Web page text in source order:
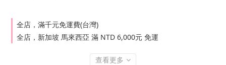
全店，滿千元免運費(台灣)
全店，新加坡 馬來西亞 滿 NTD 6,000元 免運
查看更多